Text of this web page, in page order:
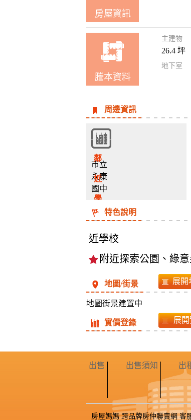
房屋資訊
謄本資料
主建物
26.4 坪
地下室
周邊資訊
鄰
近
學
校(2
公
里
內)
市立
永康
國中
特色說明
近學校
附近探索公園、綠
地圖/街景
地圖街景建置中
實價登錄
出售 出售須知 出
房屋媽媽 跨品牌房仲聯賣網 客